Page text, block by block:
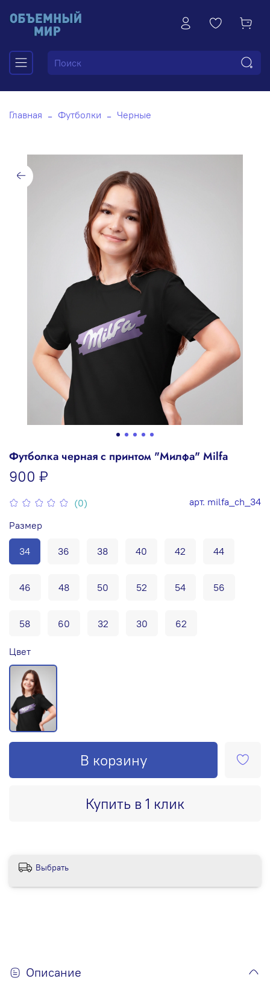
Главная Футболки Черные
(0) арт. milfa_ch_34
Футболка черная с принтом "Милфа" Milfa
900 ₽
В корзину
Купить в 1 клик
Размер
34 36 38 40 42 44
46 48 50 52 54 56
58 60 32 30 62
Цвет
Выбрать
Описание